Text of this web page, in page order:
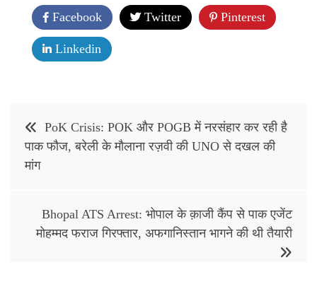
Facebook Twitter Pinterest
Linkedin
Post
navigation
PoK Crisis: POK और POGB में नरसंहार कर रही है
पाक फौज, बरेली के मौलाना रज़वी की UNO से दखल की
मांग
Bhopal ATS Arrest: भोपाल के क़ाजी कैंप से पाक एजेंट
मोहम्मद फराज गिरफ्तार, अफगानिस्तान भागने की थी तैयारी